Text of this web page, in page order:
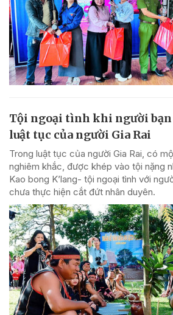
Tội ngoại tình khi người
luật tục của người Gia Rai
Trong luật tục của người Gia Rai, có
nghiêm khắc, được khép vào tội nặng
Kao bong K’lang- tội ngoại tình với
chưa thực hiện cắt đứt nhân duyên.